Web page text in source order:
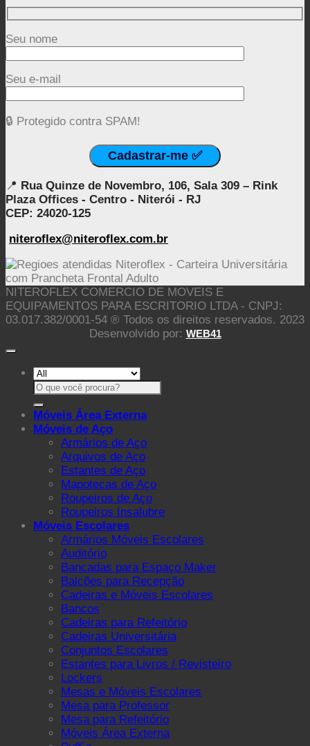
Seu nome
Seu e-mail
🔒 Protegido contra SPAM!
📍 Rua Quinze de Novembro, 106, Sala 309 – Rink
Plaza Offices - Centro - Niterói - RJ
CEP: 24020-125
niteroflex@niteroflex.com.br
NITEROFLEX COMERCIO DE MOVEIS E
EQUIPAMENTOS PARA ESCRITORIO LTDA - CNPJ:
03.017.382/0001-54 ® Todos os direitos reservados. 2023
Desenvolvido por: WEB41
Pesquisar
por:
Móveis Área Externa
Móveis de Aço
Armários de Aço
Arquivos de Aço
Estantes de Aço
Mapotecas de Aço
Roupeiros de Aço
Roupeiros Insalubre
Móveis Escolares
Armários Móveis Escolares
Auditório
Bancadas para Espaço Maker
Balcões para Recepção
Cadeiras e Móveis Escolares
Bancos
Cadeiras para Refeitório
Cadeiras Universitária
Conjuntos Escolares
Estantes para Livros / Revisteiro
Lockers
Mesas e Móveis Escolares
Mesa para Professor
Mesa para Refeitório
Móveis Área Externa